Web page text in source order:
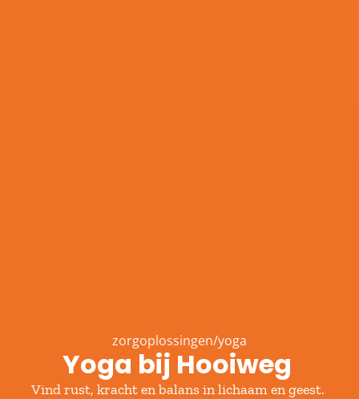
zorgoplossingen/yoga
Yoga bij Hooiweg
Vind rust, kracht en balans in lichaam en geest.